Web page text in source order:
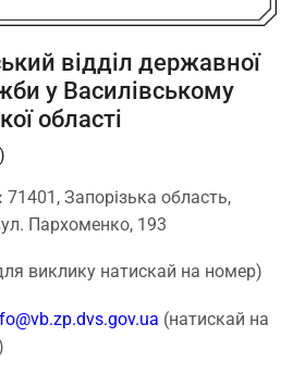
відділ державної
у Василівському
області
71401, Запорізька область,
Пархоменко, 193
виклику натискай на номер)
(натискай на